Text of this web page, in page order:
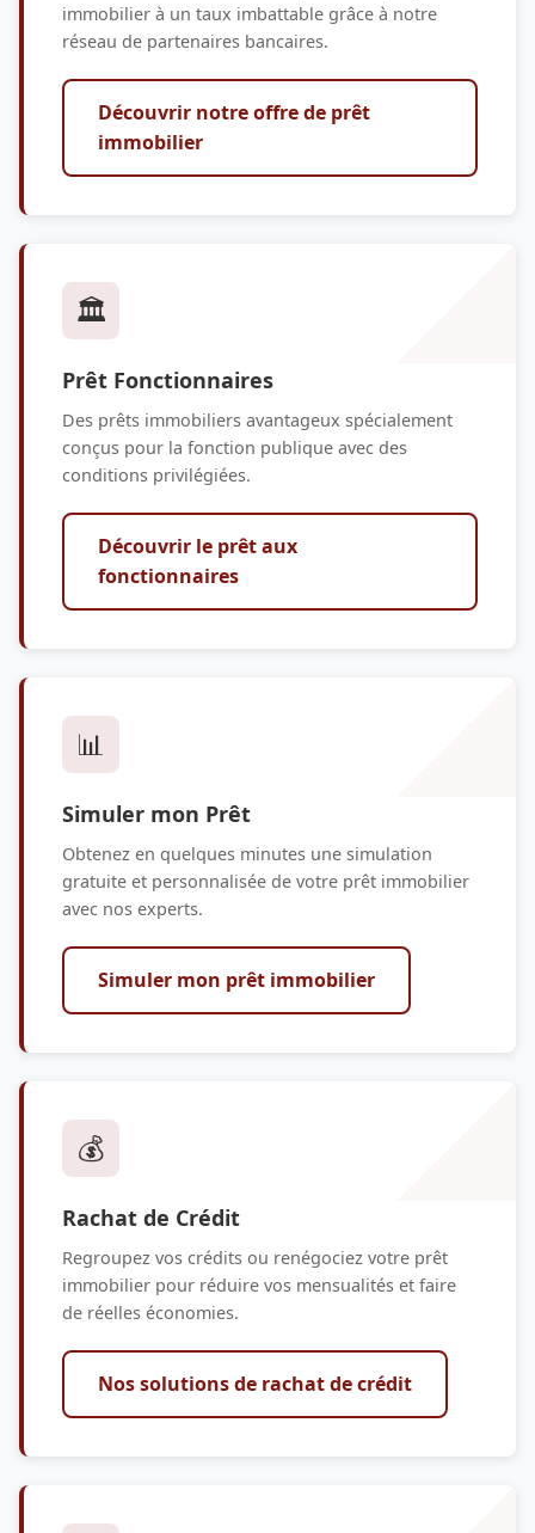
immobilier à un taux imbattable grâce à notre
réseau de partenaires bancaires.
Découvrir notre offre de prêt
immobilier
🏛️
Prêt Fonctionnaires
Des prêts immobiliers avantageux spécialement
conçus pour la fonction publique avec des
conditions privilégiées.
Découvrir le prêt aux
fonctionnaires
📊
Simuler mon Prêt
Obtenez en quelques minutes une simulation
gratuite et personnalisée de votre prêt immobilier
avec nos experts.
Simuler mon prêt immobilier
💰
Rachat de Crédit
Regroupez vos crédits ou renégociez votre prêt
immobilier pour réduire vos mensualités et faire
de réelles économies.
Nos solutions de rachat de crédit